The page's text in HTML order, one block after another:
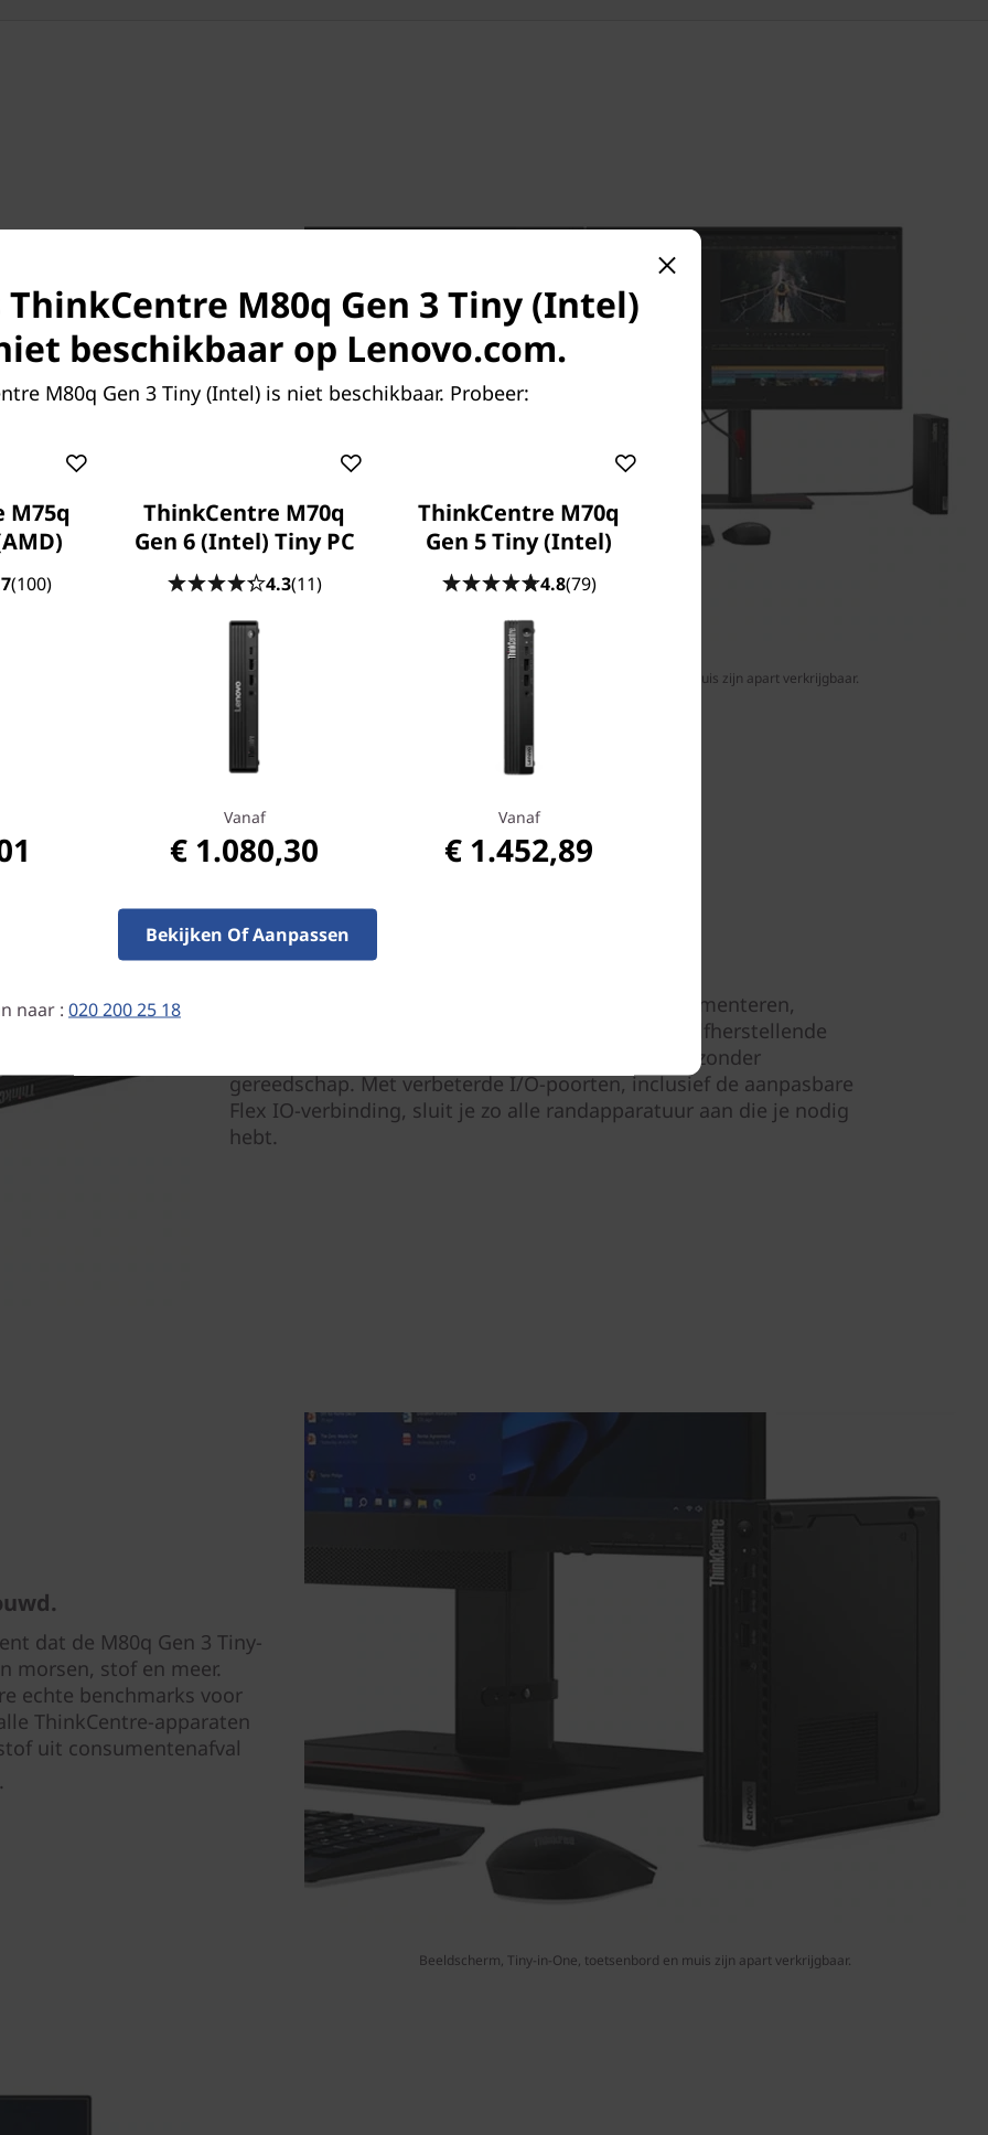
Beeldschermen, Tiny-in-One, toetsenbord en muis zijn apart verkrijgbaar.
verwerkingskracht met
een Intel® Core™ i9-
3 voor specifieke
vier schermen
Eenvoudig beheer
De ThinkCentre M80q Gen 3 is eenvoudig te implementeren,
upgraden en beheren dankzij functies zoals het zelfherstellende
BIOS en toegang tot de SSD en geheugenmodule zonder
gereedschap. Met verbeterde I/O-poorten, inclusief de aanpasbare
Flex IO-verbinding, sluit je zo alle randapparatuur aan die je nodig
hebt.
Beeldscherm, Tiny-in-One, toetsenbord en muis zijn apart verkrijgbaar.
dat de M80q Gen 3 Tiny-
morsen, stof en meer.
echte benchmarks voor
ThinkCentre-apparaten
uit consumentenafval
ThinkCentre M80q Gen 3 Tiny (Intel)
beschikbaar op Lenovo.com.
M80q Gen 3 Tiny (Intel) is niet beschikbaar. Probeer:
M75q
(100)
ThinkCentre M70q
Gen 6 (Intel) Tiny PC
4.3(11)
Vanaf
€ 1.080,30
ThinkCentre M70q
Gen 5 Tiny (Intel)
4.8(79)
Vanaf
€ 1.452,89
Bekijken Of Aanpassen
naar : 020 200 25 18